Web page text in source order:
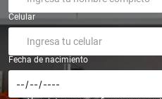
Celular
Fecha de nacimiento